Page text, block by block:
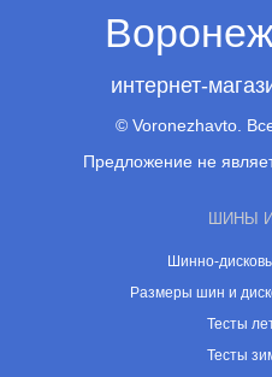
интернет-
© Voronezhavto.
Предложение не
ШИНЫ
Шинно-
Размеры шин и
Тесты
Тесты